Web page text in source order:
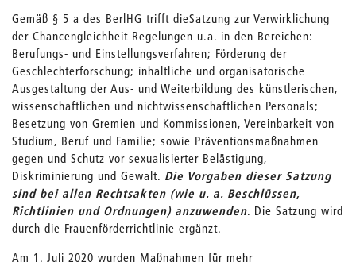
Gemäß § 5 a des BerlHG trifft dieSatzung zur Verwirklichung
der Chancengleichheit Regelungen u.a. in den Bereichen:
Berufungs- und Einstellungsverfahren; Förderung der
Geschlechterforschung; inhaltliche und organisatorische
Ausgestaltung der Aus- und Weiterbildung des künstlerischen,
wissenschaftlichen und nichtwissenschaftlichen Personals;
Besetzung von Gremien und Kommissionen, Vereinbarkeit von
Studium, Beruf und Familie; sowie Präventionsmaßnahmen
gegen und Schutz vor sexualisierter Belästigung,
Diskriminierung und Gewalt. Die Vorgaben dieser Satzung
sind bei allen Rechtsakten (wie u. a. Beschlüssen,
Richtlinien und Ordnungen) anzuwenden. Die Satzung wird
durch die Frauenförderrichtlinie ergänzt.
Am 1. Juli 2020 wurden Maßnahmen für mehr